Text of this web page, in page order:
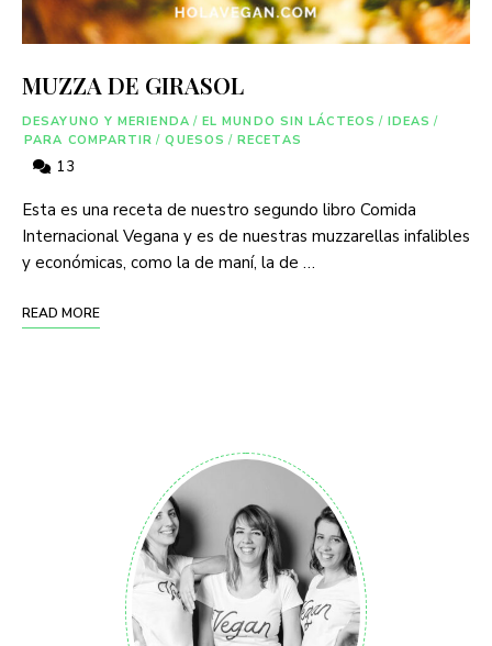
MUZZA DE GIRASOL
DESAYUNO Y MERIENDA / EL MUNDO SIN LÁCTEOS / IDEAS /
PARA COMPARTIR / QUESOS / RECETAS
13
Esta es una receta de nuestro segundo libro Comida
Internacional Vegana y es de nuestras muzzarellas infalibles
y económicas, como la de maní, la de …
READ MORE